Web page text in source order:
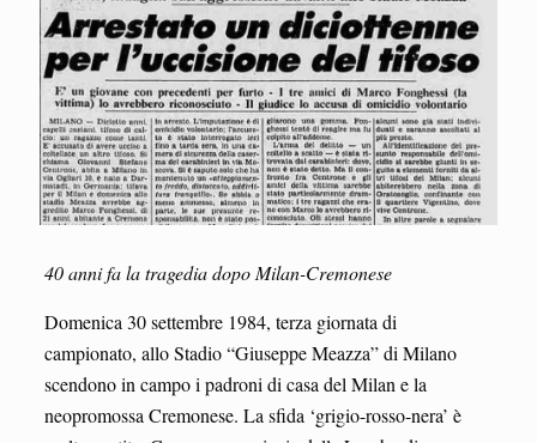
40 anni fa la tragedia dopo Milan-Cremonese
Domenica 30 settembre 1984, terza giornata di
campionato, allo Stadio “Giuseppe Meazza” di Milano
scendono in campo i padroni di casa del Milan e la
neopromossa Cremonese. La sfida ‘grigio-rosso-nera’ è